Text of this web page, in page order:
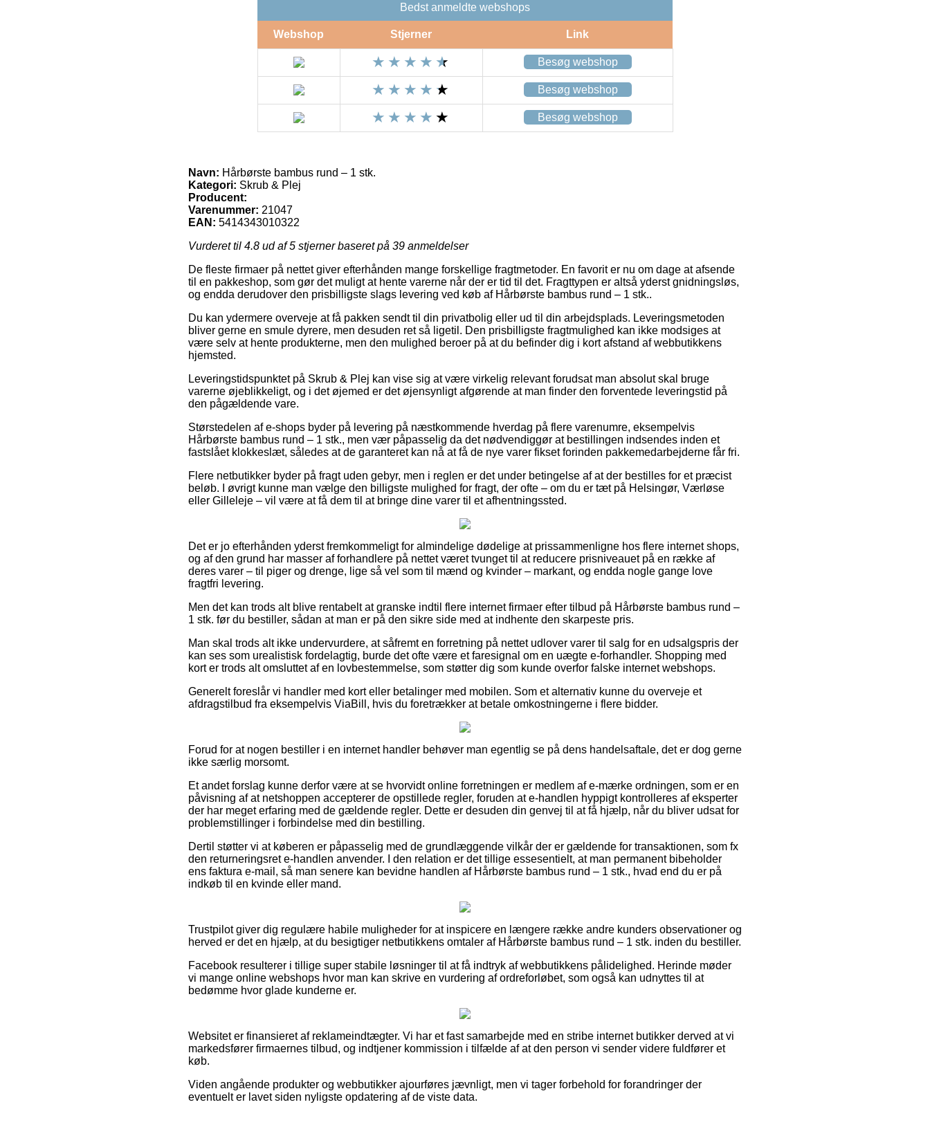
Bedst anmeldte webshops
Webshop Stjerner Link
Besøg webshop
Besøg webshop
Besøg webshop
Navn: Hårbørste bambus rund – 1 stk.
Kategori: Skrub & Plej
Producent:
Varenummer: 21047
EAN: 5414343010322
Vurderet til 4.8 ud af 5 stjerner baseret på 39 anmeldelser
De fleste firmaer på nettet giver efterhånden mange forskellige fragtmetoder. En favorit er nu om dage at afsende
til en pakkeshop, som gør det muligt at hente varerne når der er tid til det. Fragttypen er altså yderst gnidningsløs,
og endda derudover den prisbilligste slags levering ved køb af Hårbørste bambus rund – 1 stk..
Du kan ydermere overveje at få pakken sendt til din privatbolig eller ud til din arbejdsplads. Leveringsmetoden
bliver gerne en smule dyrere, men desuden ret så ligetil. Den prisbilligste fragtmulighed kan ikke modsiges at
være selv at hente produkterne, men den mulighed beroer på at du befinder dig i kort afstand af webbutikkens
hjemsted.
Leveringstidspunktet på Skrub & Plej kan vise sig at være virkelig relevant forudsat man absolut skal bruge
varerne øjeblikkeligt, og i det øjemed er det øjensynligt afgørende at man finder den forventede leveringstid på
den pågældende vare.
Størstedelen af e-shops byder på levering på næstkommende hverdag på flere varenumre, eksempelvis
Hårbørste bambus rund – 1 stk., men vær påpasselig da det nødvendiggør at bestillingen indsendes inden et
fastslået klokkeslæt, således at de garanteret kan nå at få de nye varer fikset forinden pakkemedarbejderne får fri.
Flere netbutikker byder på fragt uden gebyr, men i reglen er det under betingelse af at der bestilles for et præcist
beløb. I øvrigt kunne man vælge den billigste mulighed for fragt, der ofte – om du er tæt på Helsingør, Værløse
eller Gilleleje – vil være at få dem til at bringe dine varer til et afhentningssted.
Det er jo efterhånden yderst fremkommeligt for almindelige dødelige at prissammenligne hos flere internet shops,
og af den grund har masser af forhandlere på nettet været tvunget til at reducere prisniveauet på en række af
deres varer – til piger og drenge, lige så vel som til mænd og kvinder – markant, og endda nogle gange love
fragtfri levering.
Men det kan trods alt blive rentabelt at granske indtil flere internet firmaer efter tilbud på Hårbørste bambus rund –
1 stk. før du bestiller, sådan at man er på den sikre side med at indhente den skarpeste pris.
Man skal trods alt ikke undervurdere, at såfremt en forretning på nettet udlover varer til salg for en udsalgspris der
kan ses som urealistisk fordelagtig, burde det ofte være et faresignal om en uægte e-forhandler. Shopping med
kort er trods alt omsluttet af en lovbestemmelse, som støtter dig som kunde overfor falske internet webshops.
Generelt foreslår vi handler med kort eller betalinger med mobilen. Som et alternativ kunne du overveje et
afdragstilbud fra eksempelvis ViaBill, hvis du foretrækker at betale omkostningerne i flere bidder.
Forud for at nogen bestiller i en internet handler behøver man egentlig se på dens handelsaftale, det er dog gerne
ikke særlig morsomt.
Et andet forslag kunne derfor være at se hvorvidt online forretningen er medlem af e-mærke ordningen, som er en
påvisning af at netshoppen accepterer de opstillede regler, foruden at e-handlen hyppigt kontrolleres af eksperter
der har meget erfaring med de gældende regler. Dette er desuden din genvej til at få hjælp, når du bliver udsat for
problemstillinger i forbindelse med din bestilling.
Dertil støtter vi at køberen er påpasselig med de grundlæggende vilkår der er gældende for transaktionen, som fx
den returneringsret e-handlen anvender. I den relation er det tillige essesentielt, at man permanent bibeholder
ens faktura e-mail, så man senere kan bevidne handlen af Hårbørste bambus rund – 1 stk., hvad end du er på
indkøb til en kvinde eller mand.
Trustpilot giver dig regulære habile muligheder for at inspicere en længere række andre kunders observationer og
herved er det en hjælp, at du besigtiger netbutikkens omtaler af Hårbørste bambus rund – 1 stk. inden du bestiller.
Facebook resulterer i tillige super stabile løsninger til at få indtryk af webbutikkens pålidelighed. Herinde møder
vi mange online webshops hvor man kan skrive en vurdering af ordreforløbet, som også kan udnyttes til at
bedømme hvor glade kunderne er.
Websitet er finansieret af reklameindtægter. Vi har et fast samarbejde med en stribe internet butikker derved at vi
markedsfører firmaernes tilbud, og indtjener kommission i tilfælde af at den person vi sender videre fuldfører et
køb.
Viden angående produkter og webbutikker ajourføres jævnligt, men vi tager forbehold for forandringer der
eventuelt er lavet siden nyligste opdatering af de viste data.